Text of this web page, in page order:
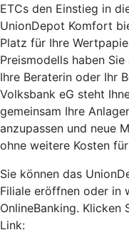
ETCs den Einstieg in
UnionDepot Komfort
Platz für Ihre
Preismodells haben
Ihre Beraterin oder Ihr
Volksbank eG steht
gemeinsam Ihre
anzupassen und neue
ohne weitere Kosten
Sie können das
Filiale eröffnen oder in
OnlineBanking.
Link: